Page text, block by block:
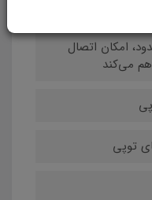
امکان اتصال
می‌کند